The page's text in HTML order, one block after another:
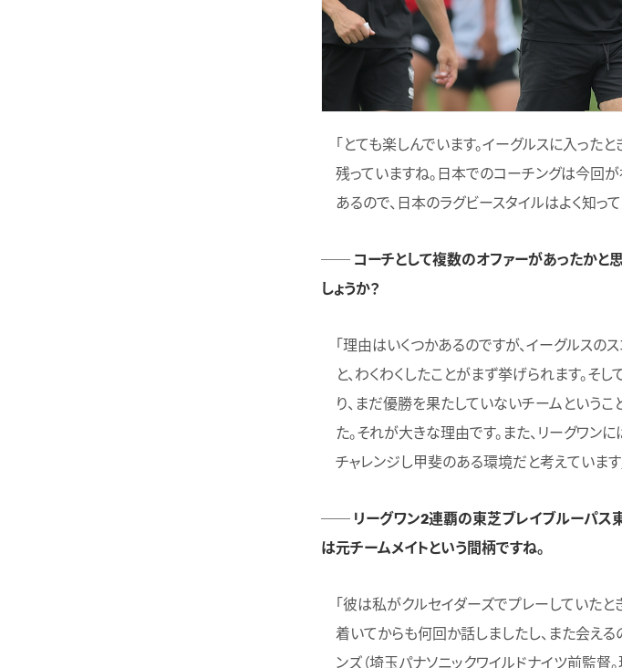
「とても楽しんでいます。イーグルスに入っ
残っていますね。日本でのコーチングは今回
あるので、日本のラグビースタイルはよく知って
── コーチとして複数のオファーがあったかと
しょうか？
「理由はいくつかあるのですが、イーグルスの
と、わくわくしたことがまず挙げられます。
り、まだ優勝を果たしていないチームという
た。それが大きな理由です。また、リーグワン
チャレンジし甲斐のある環境だと考えています
── リーグワン2連覇の東芝ブレイブルーパス東
は元チームメイトという間柄ですね。
「彼は私がクルセイダーズでプレーしていた
着いてからも何回か話しましたし、また会える
ンズ（埼玉パナソニックワイルドナイツ前監督